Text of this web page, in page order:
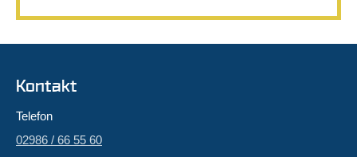
Kontakt
Telefon
02986 / 66 55 60